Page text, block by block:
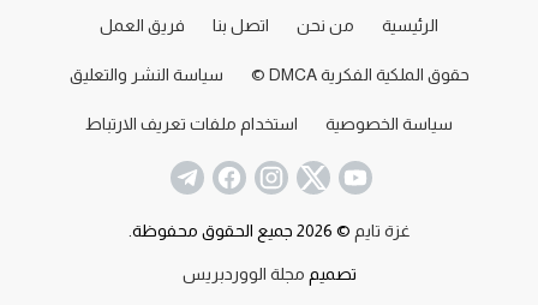
الرئيسية من نحن اتصل بنا فريق العمل
حقوق الملكية الفكرية DMCA © سياسة النشر والتعليق
سياسة الخصوصية استخدام ملفات تعريف الارتباط
غزة تايم © 2026 جميع الحقوق محفوظة.
تصميم مجلة الووردبريس